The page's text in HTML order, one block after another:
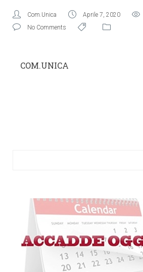
Com.Unica Aprile 7, 2020
No Comments
COM.UNICA